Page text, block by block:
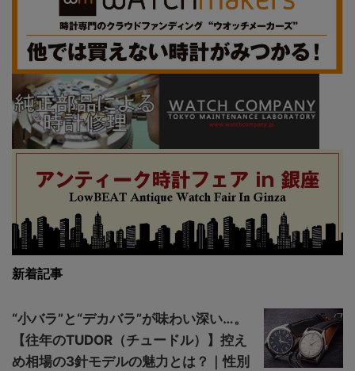
新着記事
“小バラ”と“デカバラ”が味わい深い…。
【往年のTUDOR（チュードル）】控え
め相場の3針モデルの魅力とは？｜性別